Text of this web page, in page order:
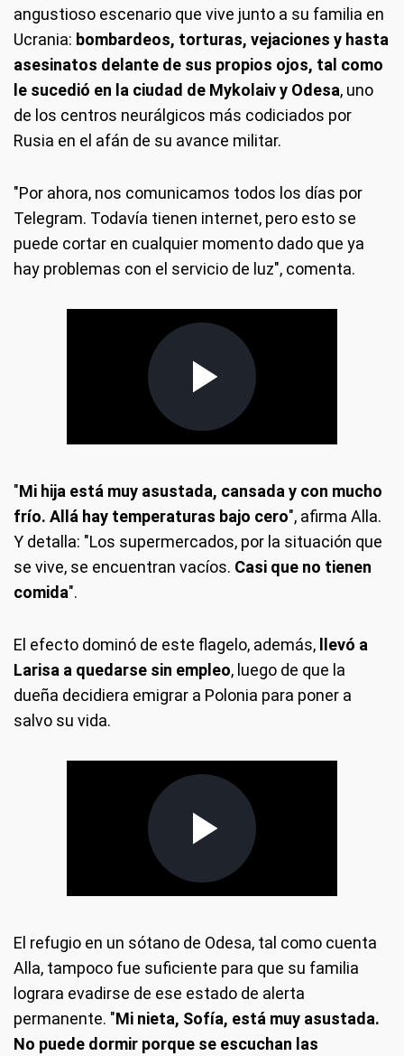
angustioso escenario que vive junto a su familia en
Ucrania: bombardeos, torturas, vejaciones y hasta
asesinatos delante de sus propios ojos, tal como
le sucedió en la ciudad de Mykolaiv y Odesa, uno
de los centros neurálgicos más codiciados por
Rusia en el afán de su avance militar.
"Por ahora, nos comunicamos todos los días por
Telegram. Todavía tienen internet, pero esto se
puede cortar en cualquier momento dado que ya
hay problemas con el servicio de luz", comenta.
"Mi hija está muy asustada, cansada y con mucho
frío. Allá hay temperaturas bajo cero", afirma Alla.
Y detalla: "Los supermercados, por la situación que
se vive, se encuentran vacíos. Casi que no tienen
comida".
El efecto dominó de este flagelo, además,
llevó a
Larisa a quedarse sin empleo, luego de que la
dueña decidiera emigrar a Polonia para poner a
salvo su vida.
El refugio en un sótano de Odesa, tal como cuenta
Alla, tampoco fue suficiente para que su familia
lograra evadirse de ese estado de alerta
permanente. "Mi nieta, Sofía, está muy asustada.
No puede dormir porque se escuchan las